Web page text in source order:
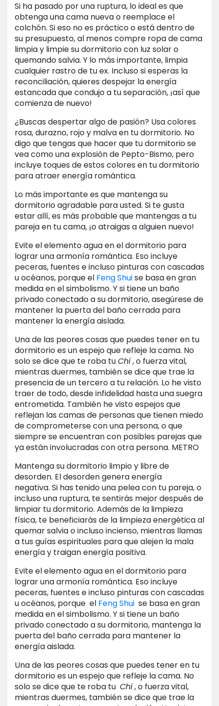
Si ha pasado por una ruptura, lo ideal es que
obtenga una cama nueva o reemplace el
colchón. Si eso no es práctico o está dentro de
su presupuesto, al menos compre ropa de cama
limpia y limpie su dormitorio con luz solar o
quemando salvia. Y lo más importante, limpia
cualquier rastro de tu ex. Incluso si esperas la
reconciliación, quieres despejar la energía
estancada que condujo a tu separación, ¡así que
comienza de nuevo!
¿Buscas despertar algo de pasión? Usa colores
rosa, durazno, rojo y malva en tu dormitorio. No
digo que tengas que hacer que tu dormitorio se
vea como una explosión de Pepto-Bismo, pero
incluye toques de estos colores en tu dormitorio
para atraer energía romántica.
Lo más importante es que mantenga su
dormitorio agradable para usted. Si te gusta
estar allí, es más probable que mantengas a tu
pareja en tu cama, ¡o atraigas a alguien nuevo!
Evite el elemento agua en el dormitorio para
lograr una armonía romántica. Eso incluye
peceras, fuentes e incluso pinturas con cascadas
u océanos, porque el Feng Shuise basa en gran
medida en el simbolismo. Y si tiene un baño
privado conectado a su dormitorio, asegúrese de
mantener la puerta del baño cerrada para
mantener la energía aislada.
Una de las peores cosas que puedes tener en tu
dormitorio es un espejo que refleje la cama. No
solo se dice que te roba tuChi, o fuerza vital,
mientras duermes, también se dice que trae la
presencia de un tercero a tu relación. Lo he visto
traer de todo, desde infidelidad hasta una suegra
entrometida. También he visto espejos que
reflejan las camas de personas que tienen miedo
de comprometerse con una persona, o que
siempre se encuentran con posibles parejas que
ya están involucradas con otra persona. METRO
Mantenga su dormitorio limpio y libre de
desorden. El desorden genera energía
negativa. Si has tenido una pelea con tu pareja, o
incluso una ruptura, te sentirás mejor después de
limpiar tu dormitorio. Además de la limpieza
física, te beneficiarás de la limpieza energética al
quemar salvia o incluso incienso, mientras llamas
a tus guías espirituales para que alejen la mala
energía y traigan energía positiva.
Evite el elemento agua en el dormitorio para
lograr una armonía romántica. Eso incluye
peceras, fuentes e incluso pinturas con cascadas
u océanos, porque el Feng Shui se basa en gran
medida en el simbolismo. Y si tiene un baño
privado conectado a su dormitorio, mantenga la
puerta del baño cerrada para mantener la
energía aislada.
Una de las peores cosas que puedes tener en tu
dormitorio es un espejo que refleje la cama. No
solo se dice que te roba tu Chi, o fuerza vital,
mientras duermes, también se dice que trae la